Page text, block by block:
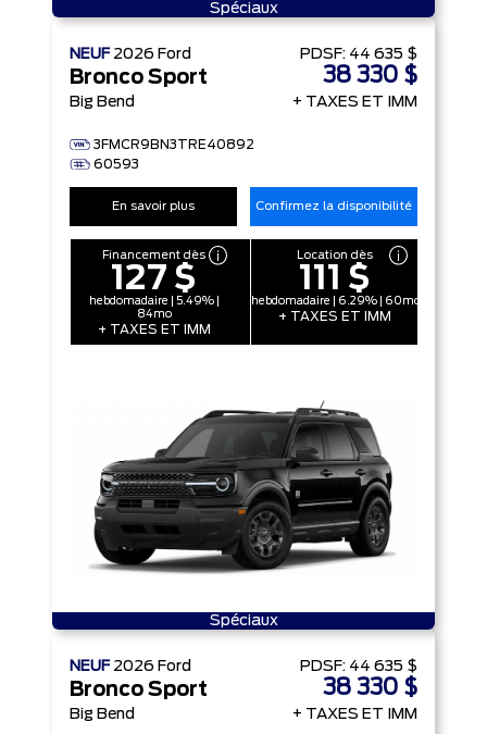
Spéciaux
NEUF 2026 Ford
Bronco Sport
Big Bend
3FMCR9BN3TRE40892
60593
PDSF: 44 635 $
38 330 $
+ TAXES ET IMM
En savoir plus Confirmez la disponibilité
Financement dès
127 $
hebdomadaire | 5.49% |
84mo
+ TAXES ET IMM
Location dès
111 $
hebdomadaire | 6.29% | 60mo
+ TAXES ET IMM
Spéciaux
NEUF 2026 Ford
Bronco Sport
Big Bend
PDSF: 44 635 $
38 330 $
+ TAXES ET IMM